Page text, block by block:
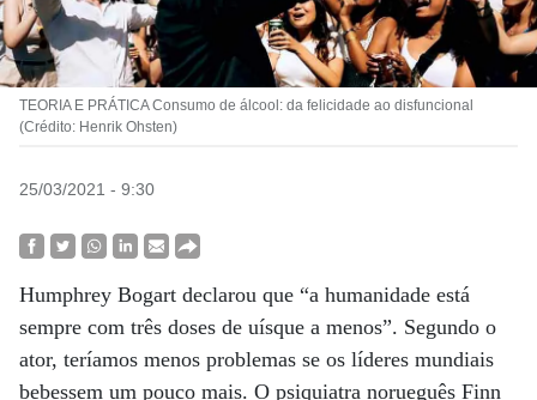
TEORIA E PRÁTICA Consumo de álcool: da felicidade ao disfuncional
(Crédito: Henrik Ohsten)
25/03/2021 - 9:30
Humphrey Bogart declarou que “a humanidade está
sempre com três doses de uísque a menos”. Segundo o
ator, teríamos menos problemas se os líderes mundiais
bebessem um pouco mais. O psiquiatra norueguês Finn